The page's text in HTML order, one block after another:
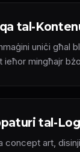
tal-
uniċi għal
ieħor mingħajr
tal-
concept art,